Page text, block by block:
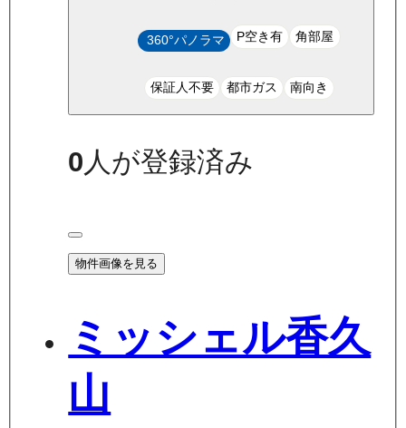
360°パノラマ P空き有 角部屋
保証人不要 都市ガス 南向き
0 人が登録済み
物件画像を見る
ミッシェル香久
山